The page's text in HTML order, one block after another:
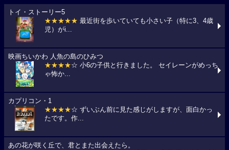
トイ・ストーリー5
★★★★★ 最近街を歩いていても小さい子（特に3、4歳
児）がi...
映画ちいかわ 人魚の島のひみつ
★★★★☆ 小6の子供と行きました。 セイレーンがめっち
ゃ怖か...
カプリコン・1
★★★★☆ ずいぶん前に見た感じがしますが、面白かっ
たです。作...
あの花が咲く丘で、君とまた出会えたら。